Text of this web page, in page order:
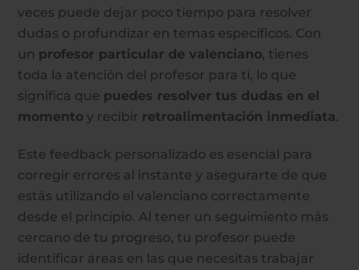
veces puede dejar poco tiempo para resolver
dudas o profundizar en temas específicos. Con
un profesor particular de valenciano, tienes
toda la atención del profesor para ti, lo que
significa que puedes resolver tus dudas en el
momento y recibir retroalimentación inmediata.
Este feedback personalizado es esencial para
corregir errores al instante y asegurarte de que
estás utilizando el valenciano correctamente
desde el principio. Al tener un seguimiento más
cercano de tu progreso, tu profesor puede
identificar áreas en las que necesitas trabajar